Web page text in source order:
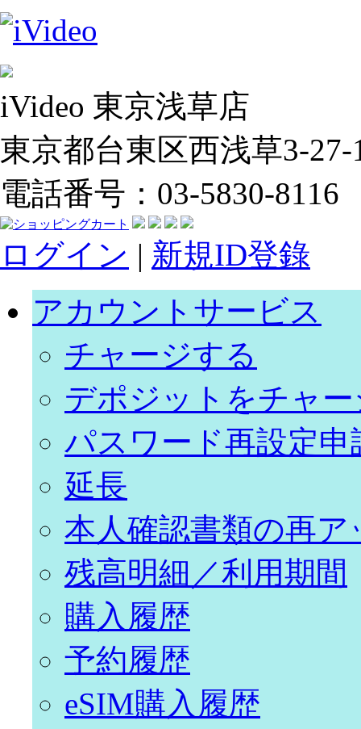
iVideo 東京浅草店
東京都台東区西浅草3-27-
電話番号：03-5830-8116
ログイン | 新規ID登錄
アカウントサービス
チャージする
デポジットをチャ
パスワード再設定申
延長
本人確認書類の再ア
残高明細／利用期間
購入履歴
予約履歴
eSIM購入履歴